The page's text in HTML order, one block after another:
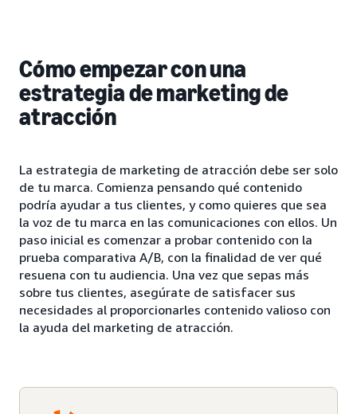
Cómo empezar con una
estrategia de marketing de
atracción
La estrategia de marketing de atracción debe ser solo
de tu marca. Comienza pensando qué contenido
podría ayudar a tus clientes, y como quieres que sea
la voz de tu marca en las comunicaciones con ellos. Un
paso inicial es comenzar a probar contenido con la
prueba comparativa A/B, con la finalidad de ver qué
resuena con tu audiencia. Una vez que sepas más
sobre tus clientes, asegúrate de satisfacer sus
necesidades al proporcionarles contenido valioso con
la ayuda del marketing de atracción.